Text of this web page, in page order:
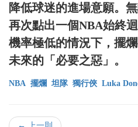
降低球迷的進場意願。
再次點出一個NBA始終
機率極低的情況下，擺
未來的「必要之惡」。
NBA 擺爛 坦隊 獨行俠 Luka